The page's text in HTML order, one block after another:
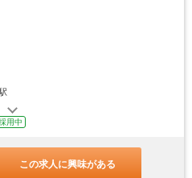
用中
この求人に興味がある